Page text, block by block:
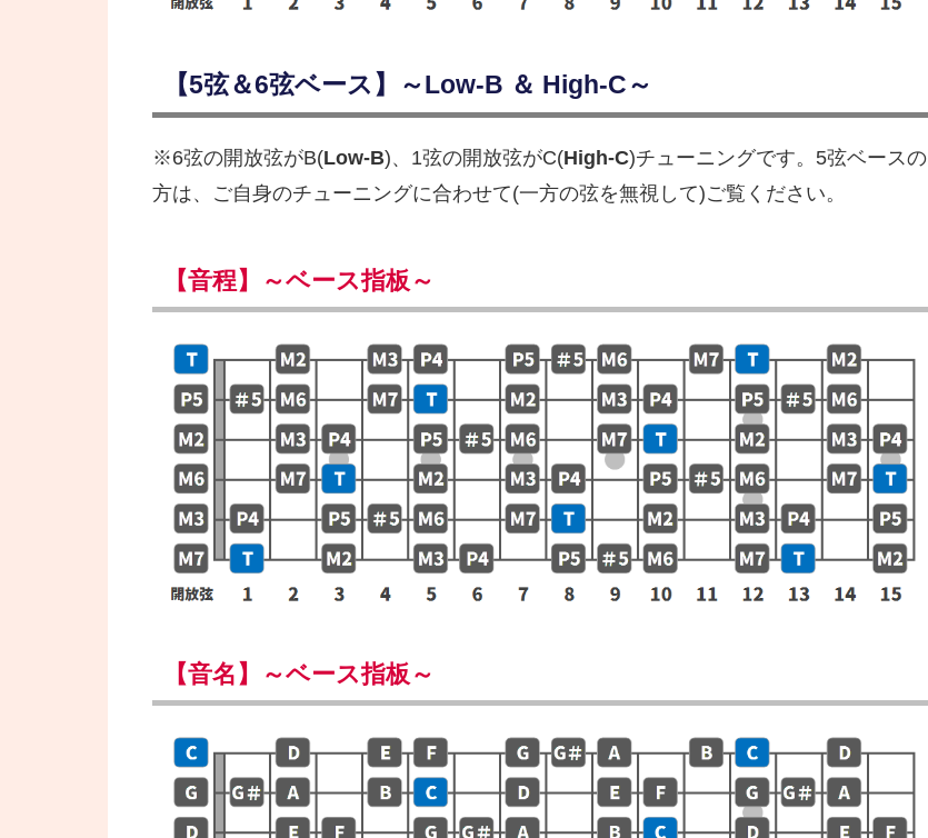
【5弦＆6弦ベース】～Low-B ＆ High-C～
※6弦の開放弦がB(Low-B)、1弦の開放弦がC(High-C)チューニングです。5弦ベースの
方は、ご自身のチューニングに合わせて(一方の弦を無視して)ご覧ください。
【音程】～ベース指板～
【音名】～ベース指板～